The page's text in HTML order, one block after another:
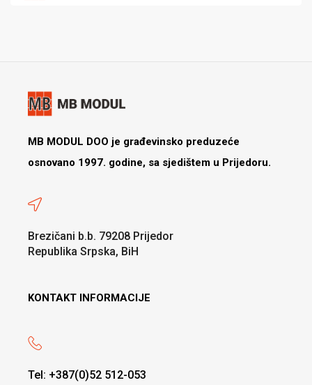
MB MODUL DOO je građevinsko preduzeće
osnovano 1997. godine, sa sjedištem u Prijedoru.
Brezičani b.b. 79208 Prijedor
Republika Srpska, BiH
KONTAKT INFORMACIJE
Tel: +387(0)52 512-053